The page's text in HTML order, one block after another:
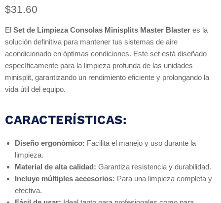
Precio actual
$31.60
El Set de Limpieza Consolas Minisplits Master Blaster es la
solución definitiva para mantener tus sistemas de aire
acondicionado en óptimas condiciones. Este set está diseñado
específicamente para la limpieza profunda de las unidades
minisplit, garantizando un rendimiento eficiente y prolongando la
vida útil del equipo.
CARACTERÍSTICAS:
Diseño ergonómico: Facilita el manejo y uso durante la
limpieza.
Material de alta calidad: Garantiza resistencia y durabilidad.
Incluye múltiples accesorios: Para una limpieza completa y
efectiva.